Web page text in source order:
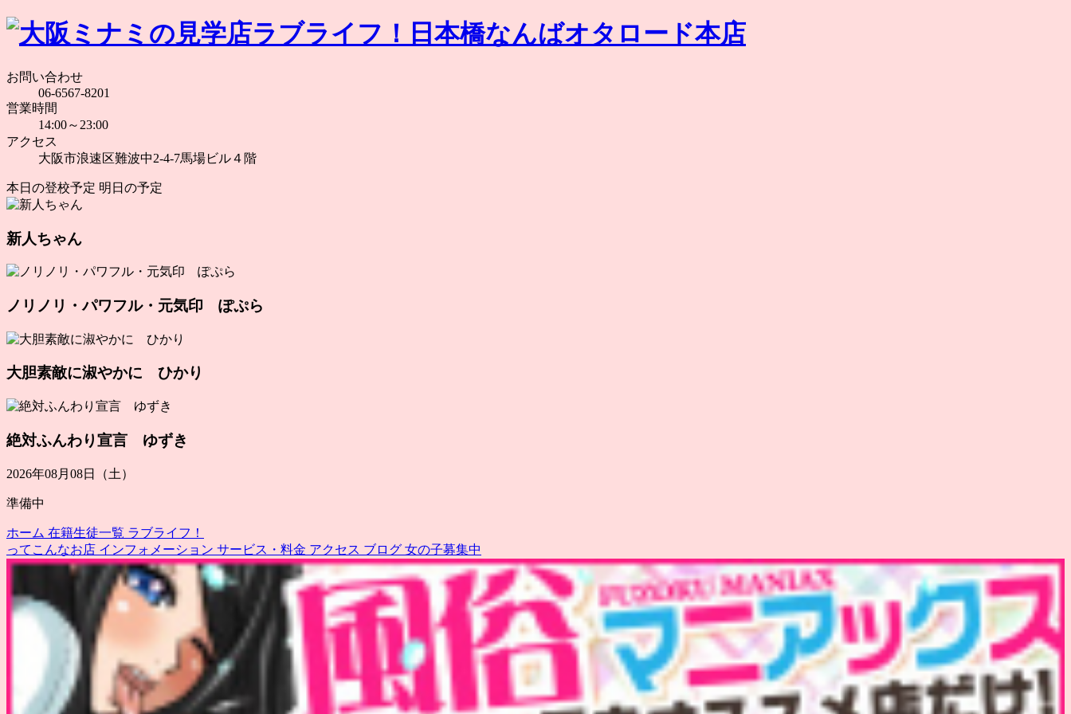
お問い合わせ
06-6567-8201
営業時間
14:00～23:00
アクセス
大阪市浪速区難波中2-4-7馬場ビル４階
本日の登校予定 明日の予定
新人ちゃん
ノリノリ・パワフル・元気印 ぽぷら
大胆素敵に淑やかに ひかり
絶対ふんわり宣言 ゆずき
2026年08月08日（土）
準備中
ホーム 在籍生徒一覧 ラブライフ！
ってこんなお店 インフォメーション サービス・料金 アクセス ブログ 女の子募集中